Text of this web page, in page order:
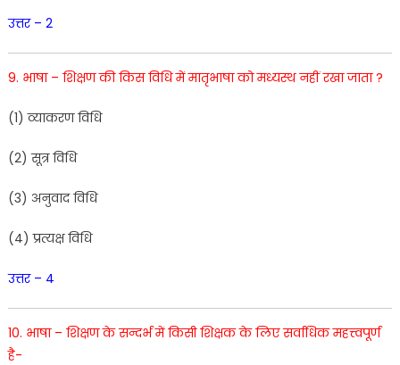
उत्तर – 2
9. भाषा – शिक्षणकीकिसविधिमेंमातृभाषाकोमध्यस्थनहींरखाजाता?
(1)व्याकरणविधि
(2)सूत्र विधि
(3) अनुवादविधि
(4)प्रत्यक्षविधि
उत्तर – 4
10. भाषा – शिक्षणकेसन्दर्भ मेंकिसीशिक्षककेलिएसर्वाधिकमहत्त्वपूर्ण
है-